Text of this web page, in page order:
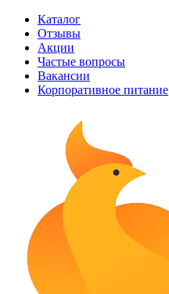
Каталог
Отзывы
Акции
Частые вопросы
Вакансии
Корпоративное питание